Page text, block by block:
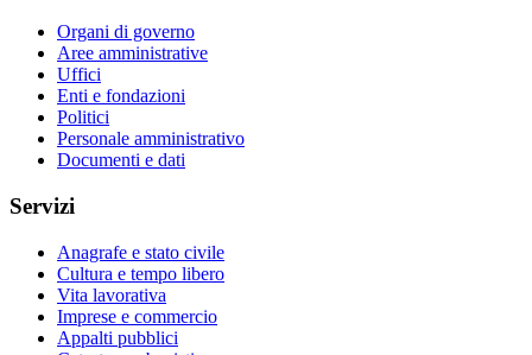
Organi di governo
Aree amministrative
Uffici
Enti e fondazioni
Politici
Personale amministrativo
Documenti e dati
Servizi
Anagrafe e stato civile
Cultura e tempo libero
Vita lavorativa
Imprese e commercio
Appalti pubblici